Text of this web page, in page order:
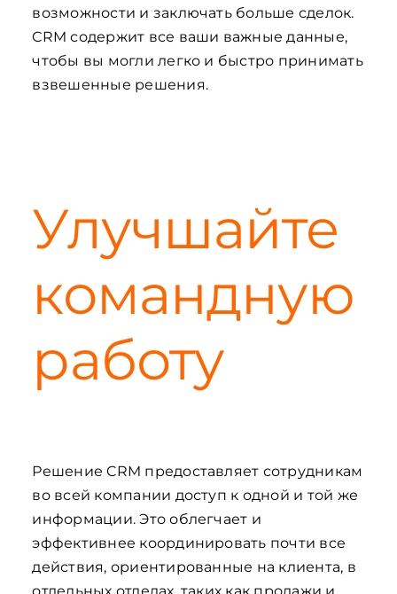
возможности и заключать больше сделок.
CRM содержит все ваши важные данные,
чтобы вы могли легко и быстро принимать
взвешенные решения.
Улучшайте
командную
работу
Решение CRM предоставляет сотрудникам
во всей компании доступ к одной и той же
информации. Это облегчает и
эффективнее координировать почти все
действия, ориентированные на клиента, в